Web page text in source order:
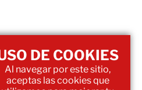
DE COOKIES
Al navegar por este sitio,
aceptas las cookies que